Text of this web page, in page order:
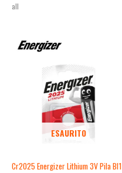
all
ESAURITO
Cr2025 Energizer Lithium 3V Pila Bl1